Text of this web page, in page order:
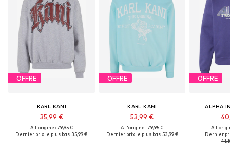
OFFRE
KARL KANI
35,99 €
À l'origine : 79,95 €
Dernier prix le plus bas :35,99 €
OFFRE
KARL KANI
53,99 €
À l'origine : 79,95 €
Dernier prix le plus bas :53,99 €
OFFRE
ALPHA
À
Dernier